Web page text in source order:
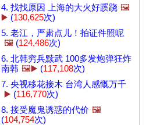
4. 找找原因 上海的大火好蹊跷 🖼️
▶️ (130,625次)
5. 老江，严肃点儿！拍证件照呢
🖼️ (124,486次)
6. 北韩穷兵黩武 100多发炮弹狂炸
南韩 🖼️▶️ (117,108次)
7. 央视移花接木 台湾人感慨万千
▶️ (116,770次)
8. 接受魔鬼诱惑的代价 🖼️
(104,754次)